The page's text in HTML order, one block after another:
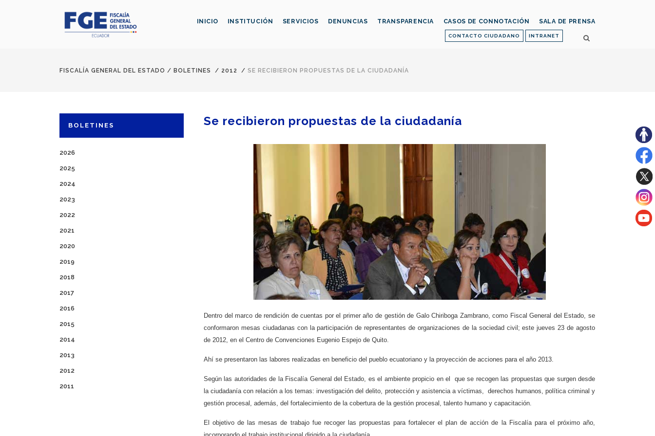
CONTACTO CIUDADANO INTRANET
INICIO INSTITUCIÓN SERVICIOS DENUNCIAS TRANSPARENCIA CASOS DE CONNOTACIÓN SALA DE PRENSA
FISCALÍA GENERAL DEL ESTADO / BOLETINES / 2012 / SE RECIBIERON PROPUESTAS DE LA CIUDADANÍA
BOLETINES
2026
2025
2024
2023
2022
2021
2020
2019
2018
2017
2016
2015
2014
2013
2012
2011
Se recibieron propuestas de la ciudadanía
Dentro del marco de rendición de cuentas por el primer año de gestión de Galo Chiriboga Zambrano, como Fiscal General del Estado, se
conformaron mesas ciudadanas con la participación de representantes de organizaciones de la sociedad civil; este jueves 23 de agosto
de 2012, en el Centro de Convenciones Eugenio Espejo de Quito.
Ahí se presentaron las labores realizadas en beneficio del pueblo ecuatoriano y la proyección de acciones para el año 2013.
Según las autoridades de la Fiscalía General del Estado, es el ambiente propicio en el que se recogen las propuestas que surgen desde
la ciudadanía con relación a los temas: investigación del delito, protección y asistencia a víctimas, derechos humanos, política criminal y
gestión procesal, además, del fortalecimiento de la cobertura de la gestión procesal, talento humano y capacitación.
El objetivo de las mesas de trabajo fue recoger las propuestas para fortalecer el plan de acción de la Fiscalía para el próximo año,